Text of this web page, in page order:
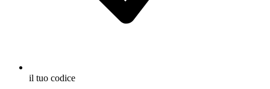
il tuo codice